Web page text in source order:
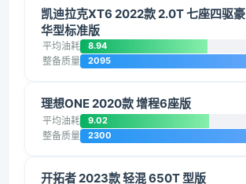
凯迪拉克XT6 2022款 2.0T 七座四驱豪
华型标准版
平均油耗 8.94
整备质量 2095
理想ONE 2020款 增程6座版
平均油耗 9.02
整备质量 2300
开拓者 2023款 轻混 650T 型版